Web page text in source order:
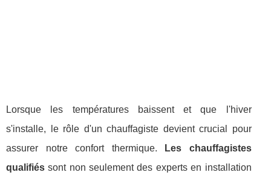
Lorsque les températures baissent et que l'hiver
s'installe, le rôle d'un chauffagiste devient crucial pour
assurer notre confort thermique.
Les chauffagistes
qualifiés sont non seulement des experts en installation